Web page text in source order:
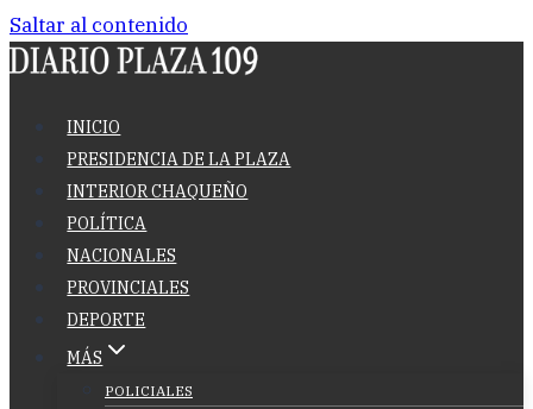
Saltar al contenido
INICIO
PRESIDENCIA DE LA PLAZA
INTERIOR CHAQUEÑO
POLÍTICA
NACIONALES
PROVINCIALES
DEPORTE
MÁS
POLICIALES